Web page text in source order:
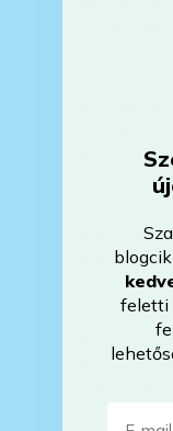
esetleg
Mikor
Milyen
telepítve
Mit
kiosztású
a
feletti